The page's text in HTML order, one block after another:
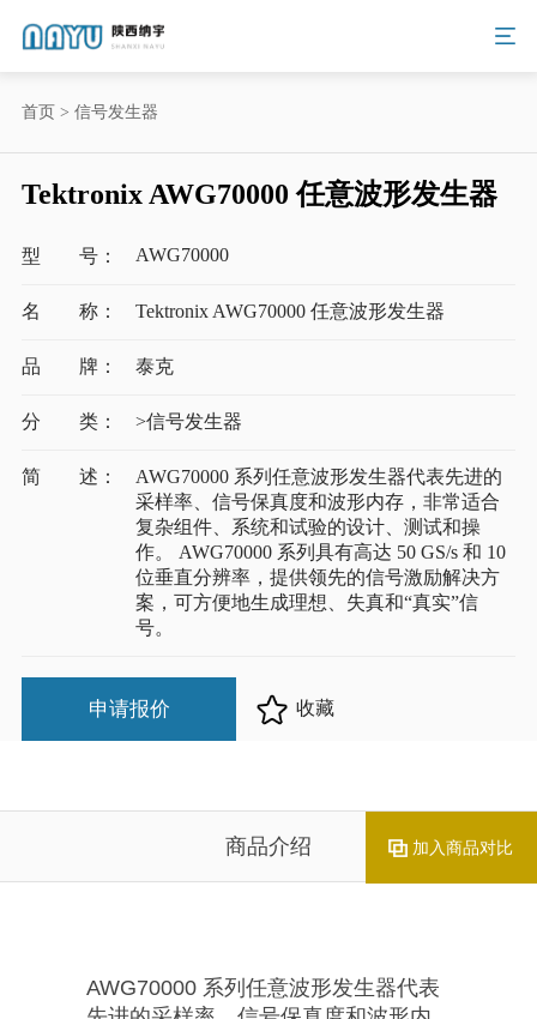
首页> 信号发生器
Tektronix AWG70000 任意波形发生器
型 号： AWG70000
名 称： Tektronix AWG70000 任意波形发生器
品 牌： 泰克
分 类： >信号发生器
简 述：
AWG70000 系列任意波形发生器代表先进的
采样率、信号保真度和波形内存，非常适合
复杂组件、系统和试验的设计、测试和操
作。 AWG70000 系列具有高达 50 GS/s 和 10
位垂直分辨率，提供领先的信号激励解决方
案，可方便地生成理想、失真和“真实”信
号。
申请报价 收藏
商品介绍 加入商品对比
AWG70000 系列任意波形发生器代表